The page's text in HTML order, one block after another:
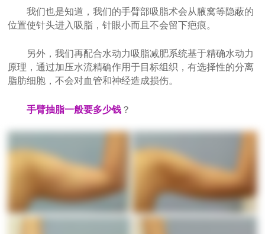
我们也是知道，我们的手臂部吸脂术会从腋窝等隐蔽的
位置使针头进入吸脂，针眼小而且不会留下疤痕。
另外，我们再配合水动力吸脂减肥系统基于精确水动力
原理，通过加压水流精确作用于目标组织，有选择性的分离
脂肪细胞，不会对血管和神经造成损伤。
手臂抽脂一般要多少钱 ？